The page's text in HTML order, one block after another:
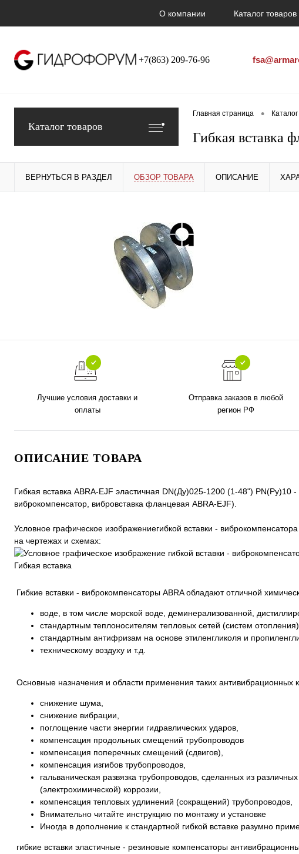
О компании Каталог товаров
+7(863) 209-76-96
Каталог товаров
Главная страница •
Гибкая вставка
ВЕРНУТЬСЯ В РАЗДЕЛ ОБЗОР ТОВАРА ОПИСАНИЕ
Лучшие условия доставки и
оплаты
Отправка заказов в любой
регион РФ
ОПИСАНИЕ ТОВАРА
Гибкая вставка ABRA-EJF эластичная DN(Ду)025-1200 (1-48")
виброкомпенсатор, вибровставка фланцевая ABRA-EJF).
Условное графическое изображениегибкой вставки - виброкомпенсатора
на чертежах и схемах:
Гибкая вставка
Гибкие вставки - виброкомпенсаторы ABRA обладают отличной
воде, в том числе морской воде, деминерализованной,
стандартным теплоносителям тепловых сетей (систем
стандартным антифризам на основе этиленгликоля и
техническому воздуху и т.д.
Основные назначения и области применения таких антивибрационных
снижение шума,
снижение вибрации,
поглощение части энергии гидравлических ударов,
компенсация продольных смещений трубопроводов
компенсация поперечных смещений (сдвигов),
компенсация изгибов трубопроводов,
гальваническая развязка трубопроводов, сделанных из
(электрохимической) коррозии,
компенсация тепловых удлинений (сокращений) трубопроводов,
Внимательно читайте инструкцию по монтажу и установке
Иногда в дополнение к стандартной гибкой вставке разумно
гибкие вставки эластичные - резиновые компенсаторы